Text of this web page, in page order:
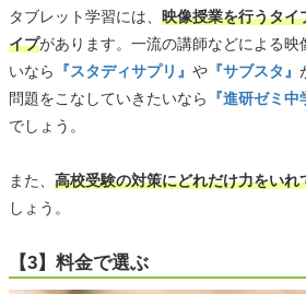
タブレット学習には、 映像授業を行うタイ
イプがあります。一流の講師などによる映
いなら
『スタディサプリ』 や 『サブスタ』
問題をこなしていきたいなら
『進研ゼミ中
でしょう。
また、 高校受験の対策にどれだけ力をいれ
しょう。
【3】料金で選ぶ